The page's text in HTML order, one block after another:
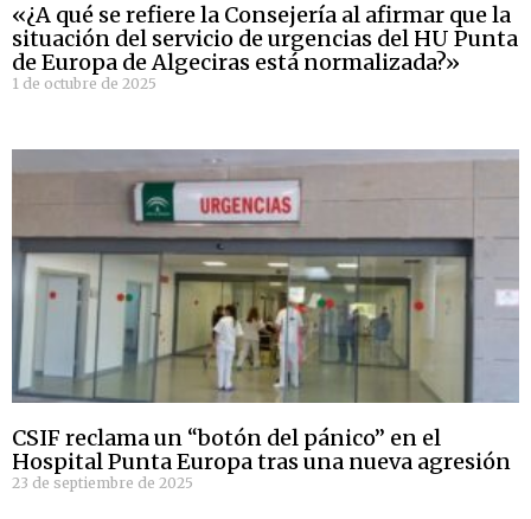
«¿A qué se refiere la Consejería al afirmar que la
situación del servicio de urgencias del HU Punta
de Europa de Algeciras está normalizada?»
1 de octubre de 2025
CSIF reclama un “botón del pánico” en el
Hospital Punta Europa tras una nueva agresión
23 de septiembre de 2025